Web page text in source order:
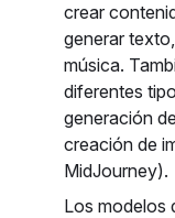
crear
generar
música.
diferentes
generación
creación de
MidJourney).
Los modelos